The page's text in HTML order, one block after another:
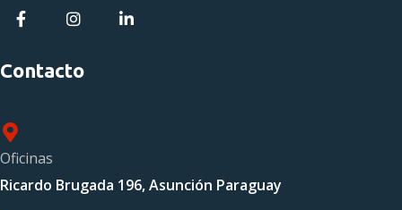
Contacto
Oficinas
Ricardo Brugada 196, Asunción Paraguay